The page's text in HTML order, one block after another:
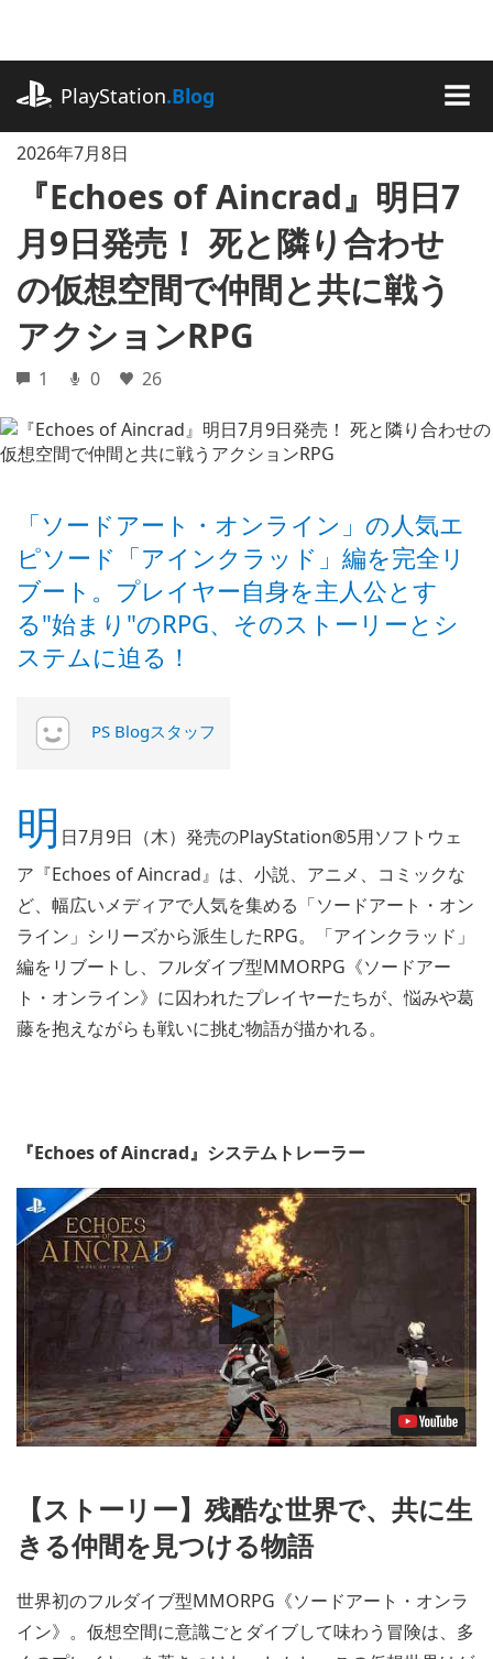
に
ッ
PlayStation.Blog
2026年7月8日
『Echoes of Aincrad』明日7
月9日発売！ 死と隣り合わせ
の仮想空間で仲間と共に戦う
アクションRPG
1 0 26
「ソードアート・オンライン」の人気エ
ピソード「アインクラッド」編を完全リ
ブート。プレイヤー自身を主人公とす
る"始まり"のRPG、そのストーリーとシ
ステムに迫る！
PS Blogスタッフ
明 日7月9日（木）発売のPlayStation®5用ソフトウェ
ア『Echoes of Aincrad』は、小説、アニメ、コミックな
ど、幅広いメディアで人気を集める「ソードアート・オン
ライン」シリーズから派生したRPG。「アインクラッド」
編をリブートし、フルダイブ型MMORPG《ソードアー
ト・オンライン》に囚われたプレイヤーたちが、悩みや葛
藤を抱えながらも戦いに挑む物語が描かれる。
『Echoes of Aincrad』システムトレーラー
Play
Video
【ストーリー】残酷な世界で、共に生
きる仲間を見つける物語
世界初のフルダイブ型MMORPG《ソードアート・オンラ
イン》。仮想空間に意識ごとダイブして味わう冒険は、多